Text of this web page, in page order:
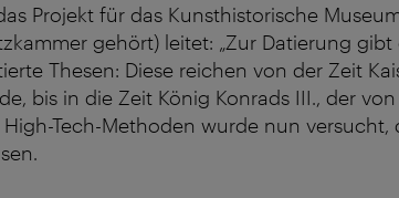
Projekt für das Kunsthistorische
gehört) leitet: „Zur Datierung
Thesen: Diese reichen von der Zeit
bis in die Zeit König Konrads III., der von
Tech-Methoden wurde nun versucht,